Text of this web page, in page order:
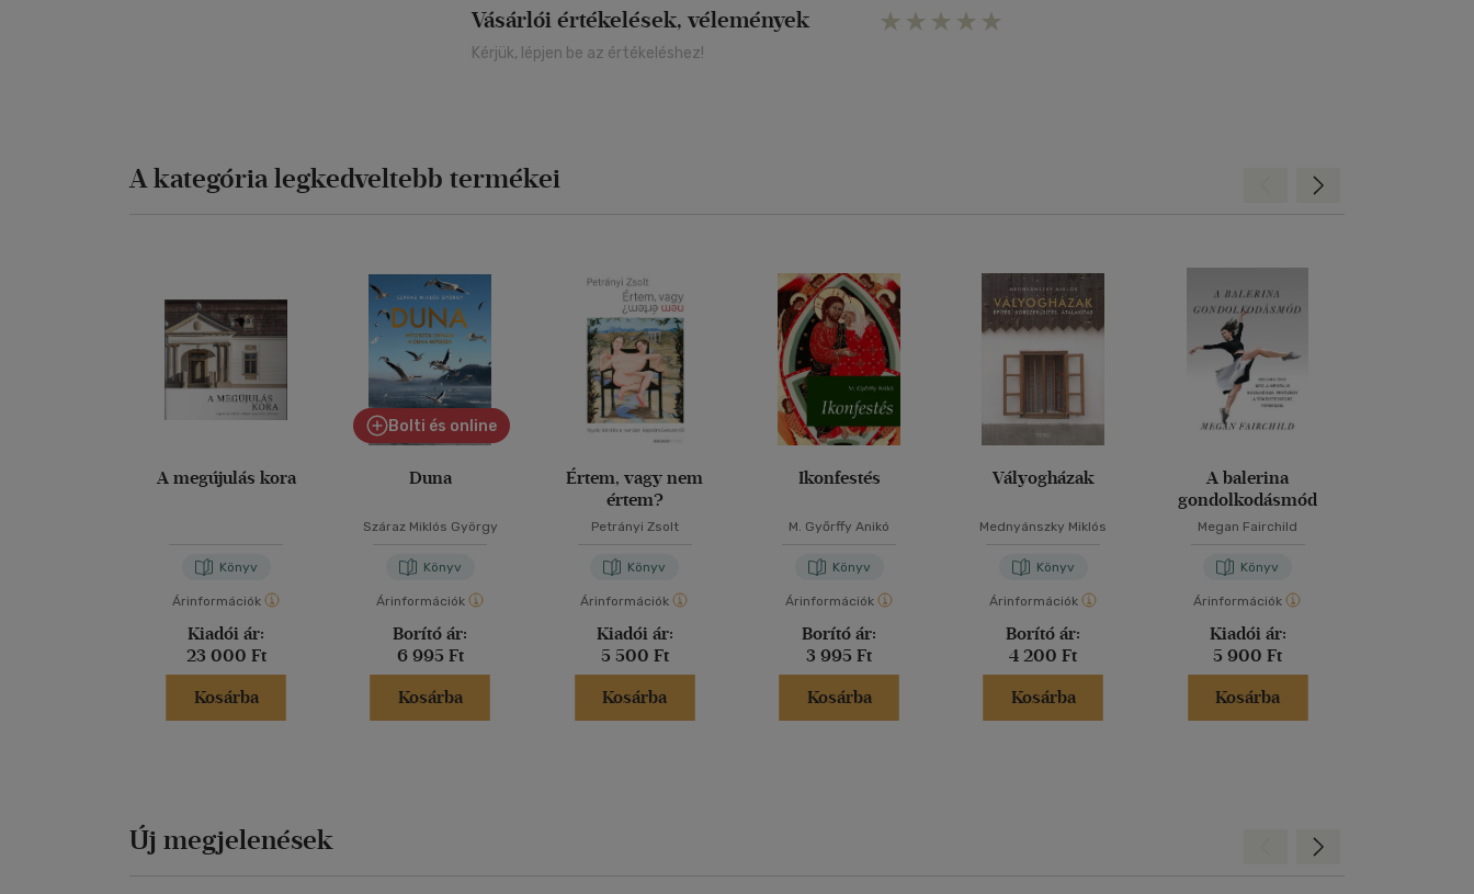
Vásárlói értékelések, vélemények
Kérjük, lépjen be az értékeléshez!
A kategória legkedveltebb termékei
A megújulás kora
Könyv
Árinformációk
Kiadói ár:
23 000 Ft
Kosárba
Bolti és online
Duna
Száraz Miklós György
Könyv
Árinformációk
Borító ár:
6 995 Ft
Kosárba
Értem, vagy nem
értem?
Petrányi Zsolt
Könyv
Árinformációk
Kiadói ár:
5 500 Ft
Kosárba
Ikonfestés
M. Győrffy Anikó
Könyv
Árinformációk
Borító ár:
3 995 Ft
Kosárba
Vályogházak
Mednyánszky Miklós
Könyv
Árinformációk
Borító ár:
4 200 Ft
Kosárba
A balerina
gondolkodásmód
Megan Fairchild
Könyv
Árinformációk
Kiadói ár:
5 900 Ft
Kosárba
Előre
Új megjelenések Előre